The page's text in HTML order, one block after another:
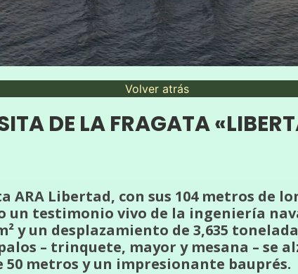
Volver atrás
DE LA FRAGATA
ARA Libertad, con sus 104 metros de
un testimonio vivo de la ingeniería
y un desplazamiento de 3,635
– trinquete, mayor y mesana – se
50 metros y un impresionante bauprés.